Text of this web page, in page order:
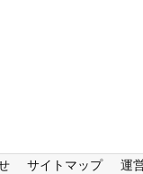
サイトマップ 運